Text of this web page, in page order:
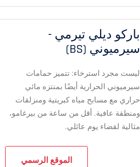
باركو ديلي تيرمي -
سيرميوني (BS)
ليست مجرد استرخاء: تتميز حمامات
سيرميوني الحرارية أيضًا بمنتزه مائي
حراري مع مسابح مياه كبريتية ومنزلقات
ومنطقة عافية. أقل من ساعة من بيرغامو،
مثالية لقضاء يوم عائلي.
الموقع الرسمي